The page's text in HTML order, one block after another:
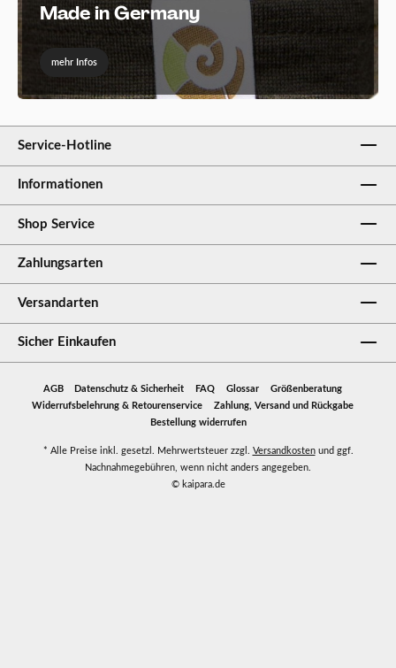
Made in Germany
mehr Infos
Service-Hotline
Informationen
Shop Service
Zahlungsarten
Versandarten
Sicher Einkaufen
AGB Datenschutz & Sicherheit FAQ Glossar
Größenberatung
Widerrufsbelehrung & Retourenservice
Zahlung, Versand und Rückgabe
Bestellung widerrufen
* Alle Preise inkl. gesetzl. Mehrwertsteuer zzgl. Versandkostenund ggf.
Nachnahmegebühren, wenn nicht anders angegeben.
© kaipara.de